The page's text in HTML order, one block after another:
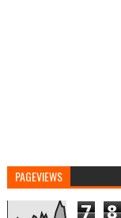
PAGEVIEWS
7 8